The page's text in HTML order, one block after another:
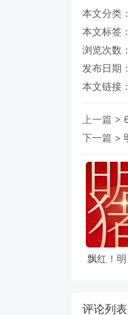
本文分类：
本文标签：
浏览次数：
发布日期
本文链接：
上一篇 >
下一篇 >
飘红！
评论列表